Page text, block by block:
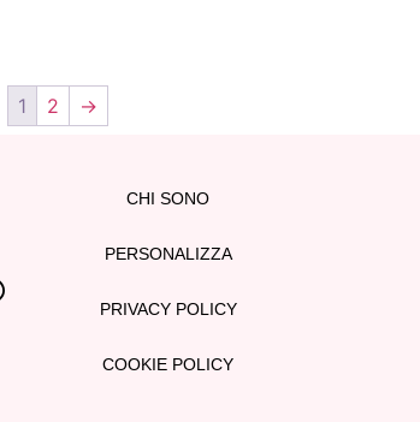
1 2 →
CHI SONO
PERSONALIZZA
PRIVACY POLICY
COOKIE POLICY